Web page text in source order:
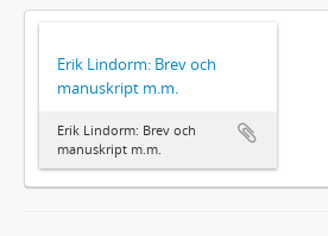
Erik Lindorm: Brev och
manuskript m.m.
Erik Lindorm: Brev och
manuskript m.m.